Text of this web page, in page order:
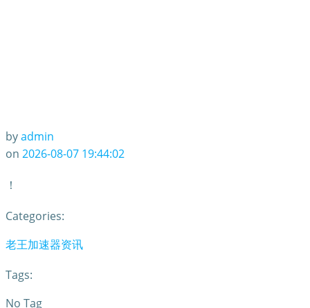
byadmin
on 2026-08-07 19:44:02
！
Categories:
老王加速器资讯
Tags:
No Tag